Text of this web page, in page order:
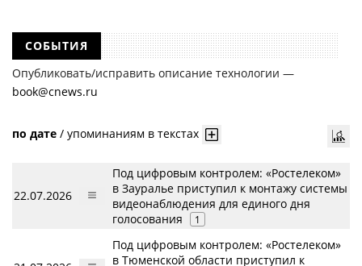
СОБЫТИЯ
Опубликовать/исправить описание технологии —
book@cnews.ru
по дате / упоминаниям в текстах
22.07.2026
Под цифровым контролем: «Ростелеком»
в Зауралье приступил к монтажу системы
видеонаблюдения для единого дня
голосования
1
Под цифровым контролем: «Ростелеком»
в Тюменской области приступил к